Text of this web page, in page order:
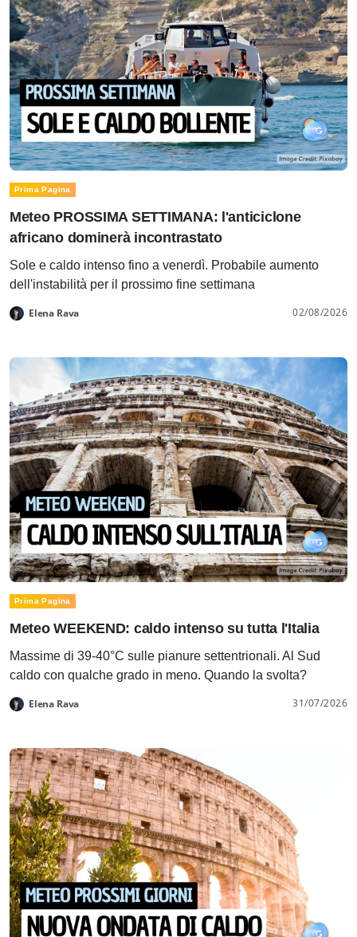
Prima Pagina
Meteo PROSSIMA SETTIMANA: l'anticiclone
africano dominerà incontrastato
Sole e caldo intenso fino a venerdì. Probabile aumento
dell'instabilità per il prossimo fine settimana
Elena Rava 02/08/2026
Prima Pagina
Meteo WEEKEND: caldo intenso su tutta l'Italia
Massime di 39-40°C sulle pianure settentrionali. Al Sud
caldo con qualche grado in meno. Quando la svolta?
Elena Rava 31/07/2026